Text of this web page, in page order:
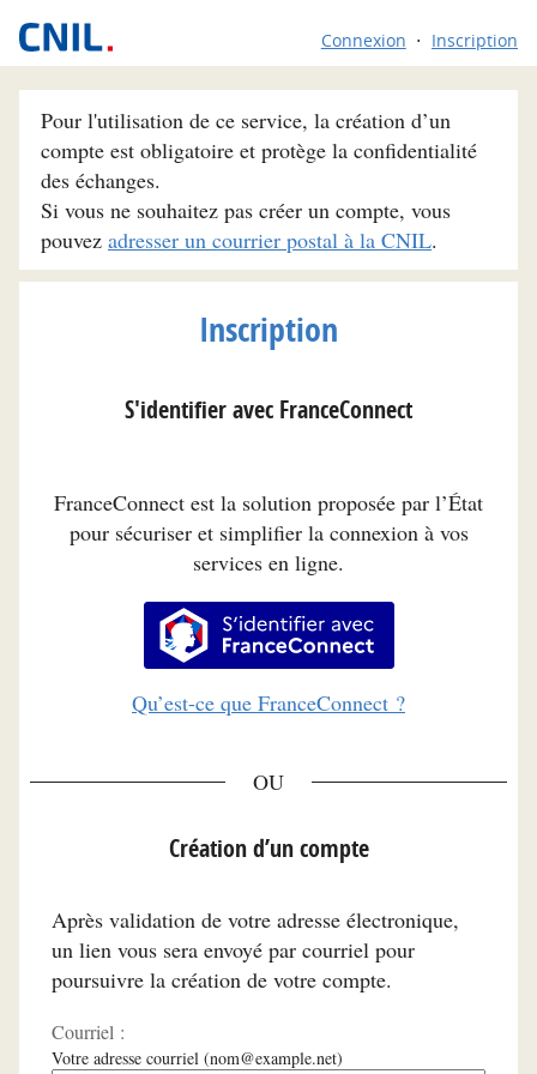
Connexion Inscription
Pour l'utilisation de ce service, la création d’un
compte est obligatoire et protège la confidentialité
des échanges.
Si vous ne souhaitez pas créer un compte, vous
pouvez adresser un courrier postal à la CNIL.
Inscription
S'identifier avec FranceConnect
FranceConnect est la solution proposée par l’État
pour sécuriser et simplifier la connexion à vos
services en ligne.
S’identifier avec
Qu’est-ce que FranceConnect ?
Création d’un compte
Après validation de votre adresse électronique,
un lien vous sera envoyé par courriel pour
poursuivre la création de votre compte.
Courriel :
Votre adresse courriel (nom@example.net)